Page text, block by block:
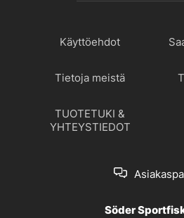
Käyttöehdot
Tietoja meistä
TUOTETUKI &
YHTEYSTIEDOT
Söder